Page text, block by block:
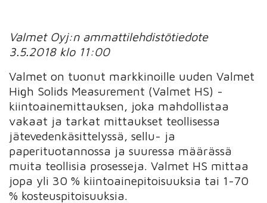
Valmet Oyj:n ammattilehdistötiedote
3.5.2018 klo 11:00
Valmet on tuonut markkinoille uuden Valmet
High Solids Measurement (Valmet HS) -
kiintoainemittauksen, joka mahdollistaa
vakaat ja tarkat mittaukset teollisessa
jätevedenkäsittelyssä, sellu- ja
paperituotannossa ja suuressa määrässä
muita teollisia prosesseja. Valmet HS mittaa
jopa yli 30 % kiintoainepitoisuuksia tai 1-70
% kosteuspitoisuuksia.